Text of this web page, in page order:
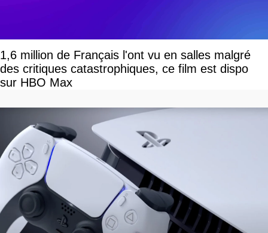
1,6 million de Français l'ont vu en salles malgré
des critiques catastrophiques, ce film est dispo
sur HBO Max